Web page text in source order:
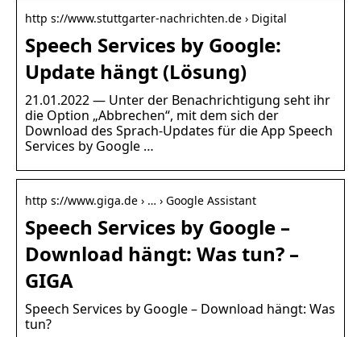
http s://www.stuttgarter-nachrichten.de › Digital
Speech Services by Google:
Update hängt (Lösung)
21.01.2022 — Unter der Benachrichtigung seht ihr
die Option „Abbrechen“, mit dem sich der
Download des Sprach-Updates für die App Speech
Services by Google …
http s://www.giga.de › … › Google Assistant
Speech Services by Google –
Download hängt: Was tun? –
GIGA
Speech Services by Google – Download hängt: Was
tun?